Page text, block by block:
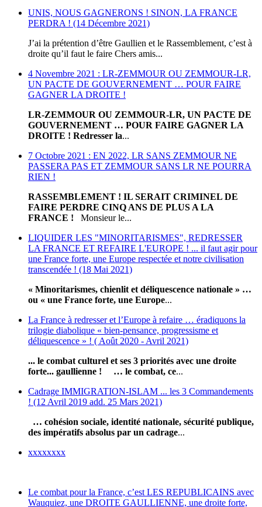
UNIS, NOUS GAGNERONS ! SINON, LA FRANCE
PERDRA ! (14 Décembre 2021)
J’ai la prétention d’être Gaullien et le Rassemblement, c’est à
droite qu’il faut le faire Chers amis...
4 Novembre 2021 : LR-ZEMMOUR OU ZEMMOUR-LR,
UN PACTE DE GOUVERNEMENT … POUR FAIRE
GAGNER LA DROITE !
LR-ZEMMOUR OU ZEMMOUR-LR, UN PACTE DE
GOUVERNEMENT … POUR FAIRE GAGNER LA
DROITE ! Redresser la...
7 Octobre 2021 : EN 2022, LR SANS ZEMMOUR NE
PASSERA PAS ET ZEMMOUR SANS LR NE POURRA
RIEN !
RASSEMBLEMENT ! IL SERAIT CRIMINEL DE
FAIRE PERDRE CINQ ANS DE PLUS A LA
FRANCE ! Monsieur le...
LIQUIDER LES "MINORITARISMES", REDRESSER
LA FRANCE ET REFAIRE L'EUROPE ! ... il faut agir pour
une France forte, une Europe respectée et notre civilisation
transcendée ! (18 Mai 2021)
« Minoritarismes, chienlit et déliquescence nationale » …
ou « une France forte, une Europe...
La France à redresser et l’Europe à refaire … éradiquons la
trilogie diabolique « bien-pensance, progressisme et
déliquescence » ! ( Août 2020 - Avril 2021)
... le combat culturel et ses 3 priorités avec une droite
forte... gaullienne !
… le combat, ce...
Cadrage IMMIGRATION-ISLAM ... les 3 Commandements
! (12 Avril 2019 add. 25 Mars 2021)
… cohésion sociale, identité nationale, sécurité publique,
des impératifs absolus par un cadrage...
xxxxxxxx
Le combat pour la France, c’est LES REPUBLICAINS avec
Wauquiez, une DROITE GAULLIENNE, une droite forte,